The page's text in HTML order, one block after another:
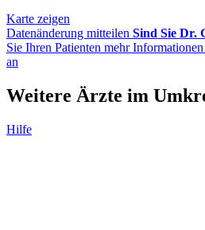
Karte zeigen
Datenänderung mitteilen Sind Sie Dr.
Sie Ihren Patienten mehr
an
Weitere Ärzte im
Hilfe